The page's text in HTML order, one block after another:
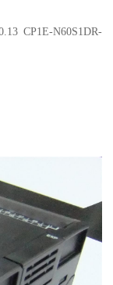
CP1E-N60S1DR-